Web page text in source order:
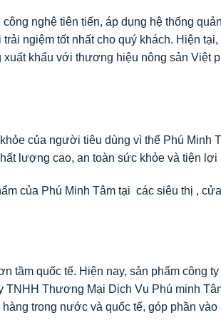
nghệ tiên tiến, áp dụng hệ thống
ngiệm tốt nhất cho quý khách. Hiện
khẩu với thương hiệu nông sản Việt
của người tiêu dùng vì thế Phú Minh
lượng cao, an toàn sức khỏe và tiện lợi
của Phú Minh Tâm tại các siêu thị ,
tầm quốc tế. Hiện nay, sản phẩm công
Thương Mại Dịch Vụ Phú minh
trong nước và quốc tế, góp phần vào